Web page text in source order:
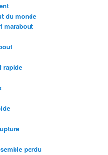
du monde
marabout
rapide
perdu